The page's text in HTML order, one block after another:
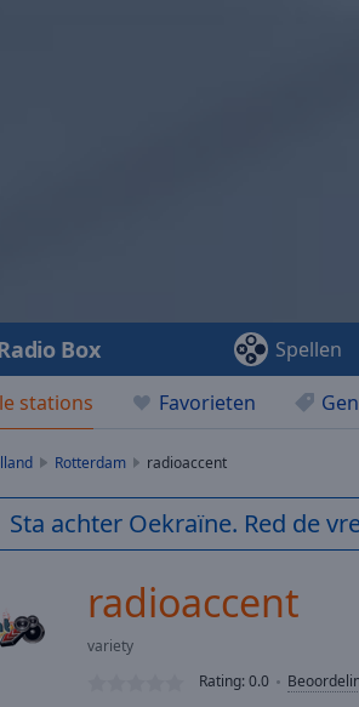
stations Favorieten
Box Spellen
Rotterdam radioaccent
Sta achter Oekraïne. Red de
radioaccent
variety
Rating:0.0